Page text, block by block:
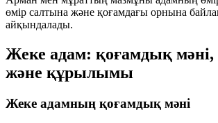
өмір салтына және қоғамдағы орнына
айқындалады.
Жеке адам: қоғамдық мәні,
және құрылымы
Жеке адамның қоғамдық мәні